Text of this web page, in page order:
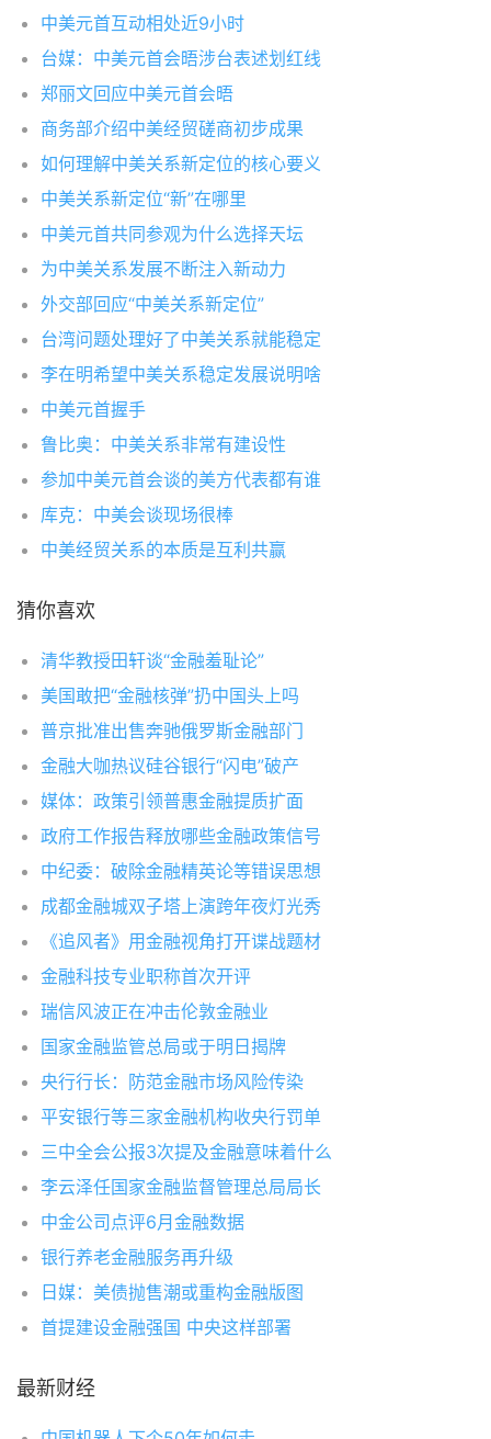
中美元首互动相处近9小时
台媒：中美元首会晤涉台表述划红线
郑丽文回应中美元首会晤
商务部介绍中美经贸磋商初步成果
如何理解中美关系新定位的核心要义
中美关系新定位“新”在哪里
中美元首共同参观为什么选择天坛
为中美关系发展不断注入新动力
外交部回应“中美关系新定位”
台湾问题处理好了中美关系就能稳定
李在明希望中美关系稳定发展说明啥
中美元首握手
鲁比奥：中美关系非常有建设性
参加中美元首会谈的美方代表都有谁
库克：中美会谈现场很棒
中美经贸关系的本质是互利共赢
猜你喜欢
清华教授田轩谈“金融羞耻论”
美国敢把“金融核弹”扔中国头上吗
普京批准出售奔驰俄罗斯金融部门
金融大咖热议硅谷银行“闪电”破产
媒体：政策引领普惠金融提质扩面
政府工作报告释放哪些金融政策信号
中纪委：破除金融精英论等错误思想
成都金融城双子塔上演跨年夜灯光秀
《追风者》用金融视角打开谍战题材
金融科技专业职称首次开评
瑞信风波正在冲击伦敦金融业
国家金融监管总局或于明日揭牌
央行行长：防范金融市场风险传染
平安银行等三家金融机构收央行罚单
三中全会公报3次提及金融意味着什么
李云泽任国家金融监督管理总局局长
中金公司点评6月金融数据
银行养老金融服务再升级
日媒：美债抛售潮或重构金融版图
首提建设金融强国 中央这样部署
最新财经